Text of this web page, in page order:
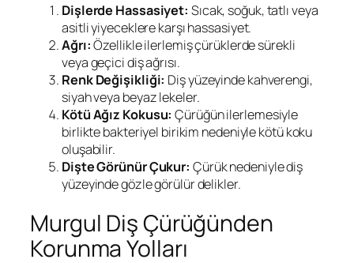
Dişlerde Hassasiyet: Sıcak, soğuk, tatlı veya
asitli yiyeceklere karşı hassasiyet.
Ağrı:Özellikle ilerlemiş çürüklerde sürekli
veya geçici diş ağrısı.
Renk Değişikliği: Diş yüzeyinde kahverengi,
siyah veya beyaz lekeler.
Kötü Ağız Kokusu: Çürüğün ilerlemesiyle
birlikte bakteriyel birikim nedeniyle kötü koku
oluşabilir.
Dişte Görünür Çukur: Çürük nedeniyle diş
yüzeyinde gözle görülür delikler.
Murgul Diş Çürüğünden
Korunma Yolları